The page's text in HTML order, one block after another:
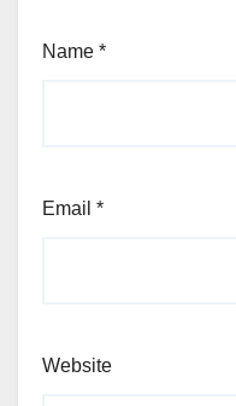
Name *
Email *
Website